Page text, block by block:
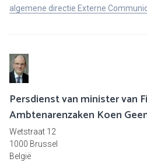
algemene directie Externe
Persdienst van minister van
Ambtenarenzaken Koen
Wetstraat 12
1000 Brussel
België